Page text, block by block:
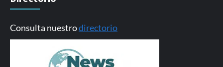
Consulta nuestrodirectorio